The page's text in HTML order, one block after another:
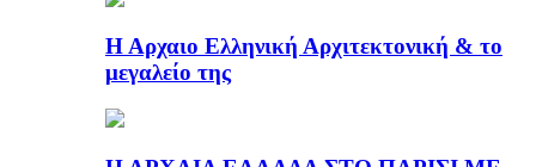
Η Αρχαιο Ελληνική Αρχιτεκτονική & το
μεγαλείο της